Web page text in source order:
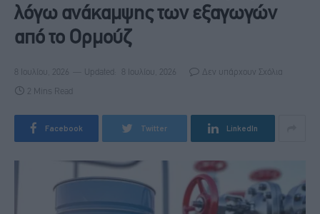
λόγω ανάκαμψης των εξαγωγών
από το Ορμούζ
8 Ιουλίου, 2026 Updated: 8 Ιουλίου, 2026 Δεν υπάρχουν Σχόλια
2 Mins Read
Facebook Twitter LinkedIn